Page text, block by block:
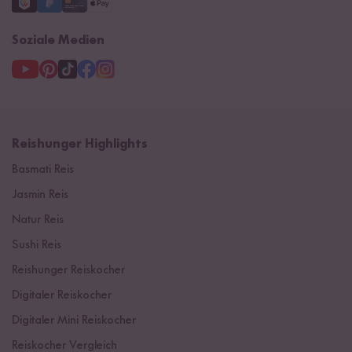
Soziale Medien
Reishunger Highlights
Basmati Reis
Jasmin Reis
Natur Reis
Sushi Reis
Reishunger Reiskocher
Digitaler Reiskocher
Digitaler Mini Reiskocher
Reiskocher Vergleich